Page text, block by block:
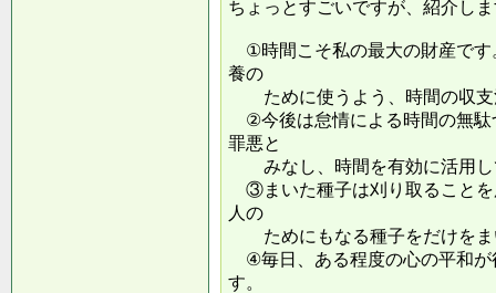
ちょっとすごいですが、紹介し
①時間こそ私の最大の財産です
養の
ために使うよう、時間の収支
②今後は怠情による時間の無駄
罪悪と
みなし、時間を有効に活用し
③まいた種子は刈り取ることを
人の
ためにもなる種子をだけをま
④毎日、ある程度の心の平和が
す。